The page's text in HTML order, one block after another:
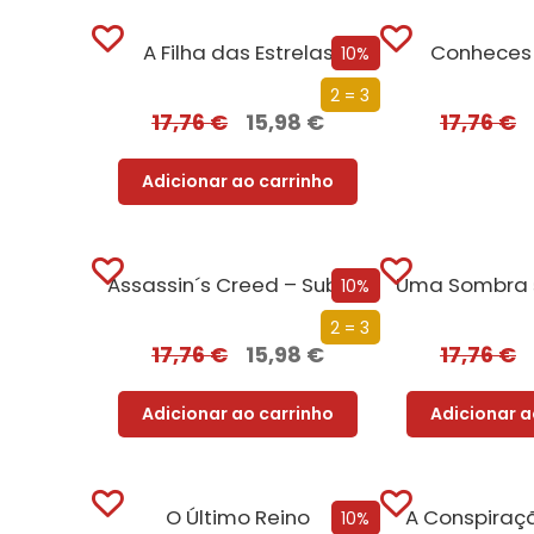
10%
2 = 3
A Filha das Estrelas
17,76€ 15,98 €
Adicionar ao carrinho
17,76€
10%
2 = 3
Assassin´s Creed – Submundo
17,76€ 15,98 €
Adicionar ao carrinho
17,76€
Adicionar
10%
O Último Reino A